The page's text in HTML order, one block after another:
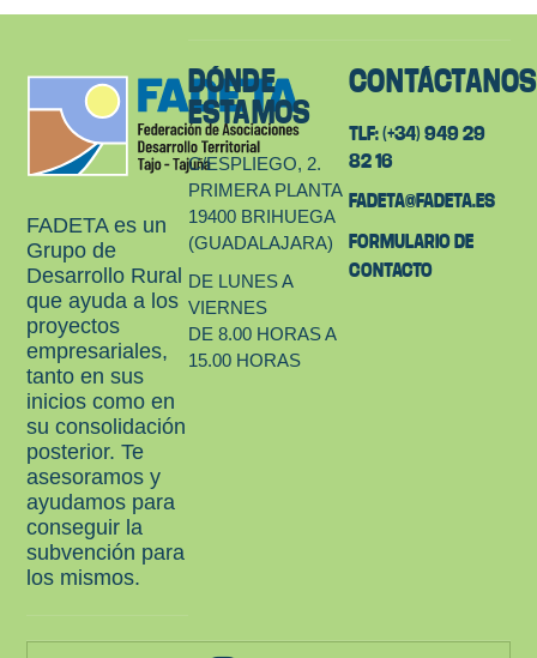
FADETA es un
Grupo de
Desarrollo Rural
que ayuda a los
proyectos
empresariales,
tanto en sus
inicios como en
su consolidación
posterior. Te
asesoramos y
ayudamos para
conseguir la
subvención para
los mismos.
DÓNDE
ESTAMOS
C/ESPLIEGO, 2.
PRIMERA PLANTA
19400 BRIHUEGA
(GUADALAJARA)
DE LUNES A
VIERNES
DE 8.00 HORAS A
15.00 HORAS
CONTÁCTANOS
TLF: (+34) 949 29
82 16
FADETA@FADETA.ES
FORMULARIO DE
CONTACTO